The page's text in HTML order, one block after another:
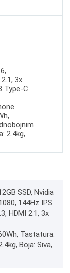
3x
Type-C
2.4kg,
SSD, Nvidia
144Hz IPS
HDMI 2.1, 3x
Tastatura:
Boja: Siva,